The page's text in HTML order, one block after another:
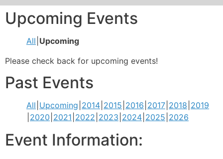
Upcoming Events
All Upcoming
Please check back for upcoming events!
Past Events
All Upcoming 2014 2015 2016 2017 2018 2019
2020 2021 2022 2023 2024 2025 2026
Event Information: